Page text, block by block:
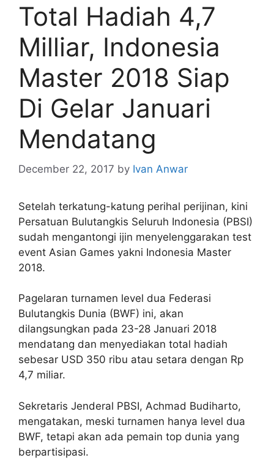
Total Hadiah 4,7
Milliar, Indonesia
Master 2018 Siap
Di Gelar Januari
Mendatang
December 22, 2017 by Ivan Anwar
Setelah terkatung-katung perihal perijinan, kini
Persatuan Bulutangkis Seluruh Indonesia (PBSI)
sudah mengantongi ijin menyelenggarakan test
event Asian Games yakni Indonesia Master
2018.
Pagelaran turnamen level dua Federasi
Bulutangkis Dunia (BWF) ini, akan
dilangsungkan pada 23-28 Januari 2018
mendatang dan menyediakan total hadiah
sebesar USD 350 ribu atau setara dengan Rp
4,7 miliar.
Sekretaris Jenderal PBSI, Achmad Budiharto,
mengatakan, meski turnamen hanya level dua
BWF, tetapi akan ada pemain top dunia yang
berpartisipasi.